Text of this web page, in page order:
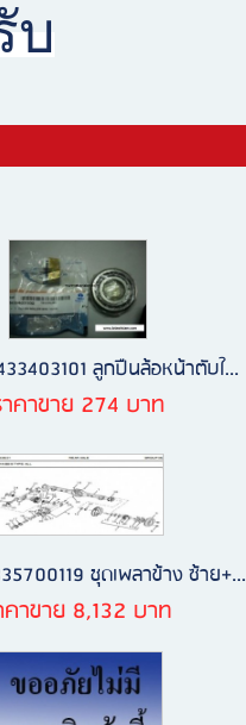
บ
ลูกปืนล้อหน้าตับใ...
คาขาย 274 บาท
ชุดเพลาข้าง ซ้าย+...
คาขาย 8,132 บาท